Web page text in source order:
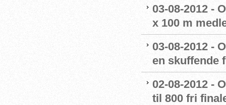
03-08-2012 -
x 100 m
03-08-2012 -
en skuffende
02-08-2012 -
til 800 fri